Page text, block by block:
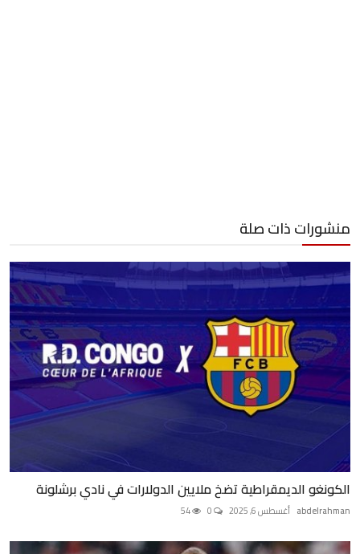
منشورات ذات صلة
الكونغو الديمقراطية تضخ ملايين الدولارات في نادي برشلونة
abdelrahman أغسطس 6, 2025